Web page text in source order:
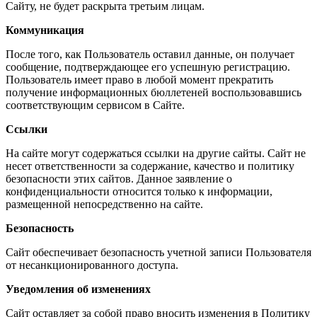
Сайту, не будет раскрыта третьим лицам.
Коммуникация
После того, как Пользователь оставил данные, он получает
сообщение, подтверждающее его успешную регистрацию.
Пользователь имеет право в любой момент прекратить
получение информационных бюллетеней воспользовавшись
соответствующим сервисом в Сайте.
Ссылки
На сайте могут содержаться ссылки на другие сайты. Сайт не
несет ответственности за содержание, качество и политику
безопасности этих сайтов. Данное заявление о
конфиденциальности относится только к информации,
размещенной непосредственно на сайте.
Безопасность
Сайт обеспечивает безопасность учетной записи Пользователя
от несанкционированного доступа.
Уведомления об изменениях
Сайт оставляет за собой право вносить изменения в Политику